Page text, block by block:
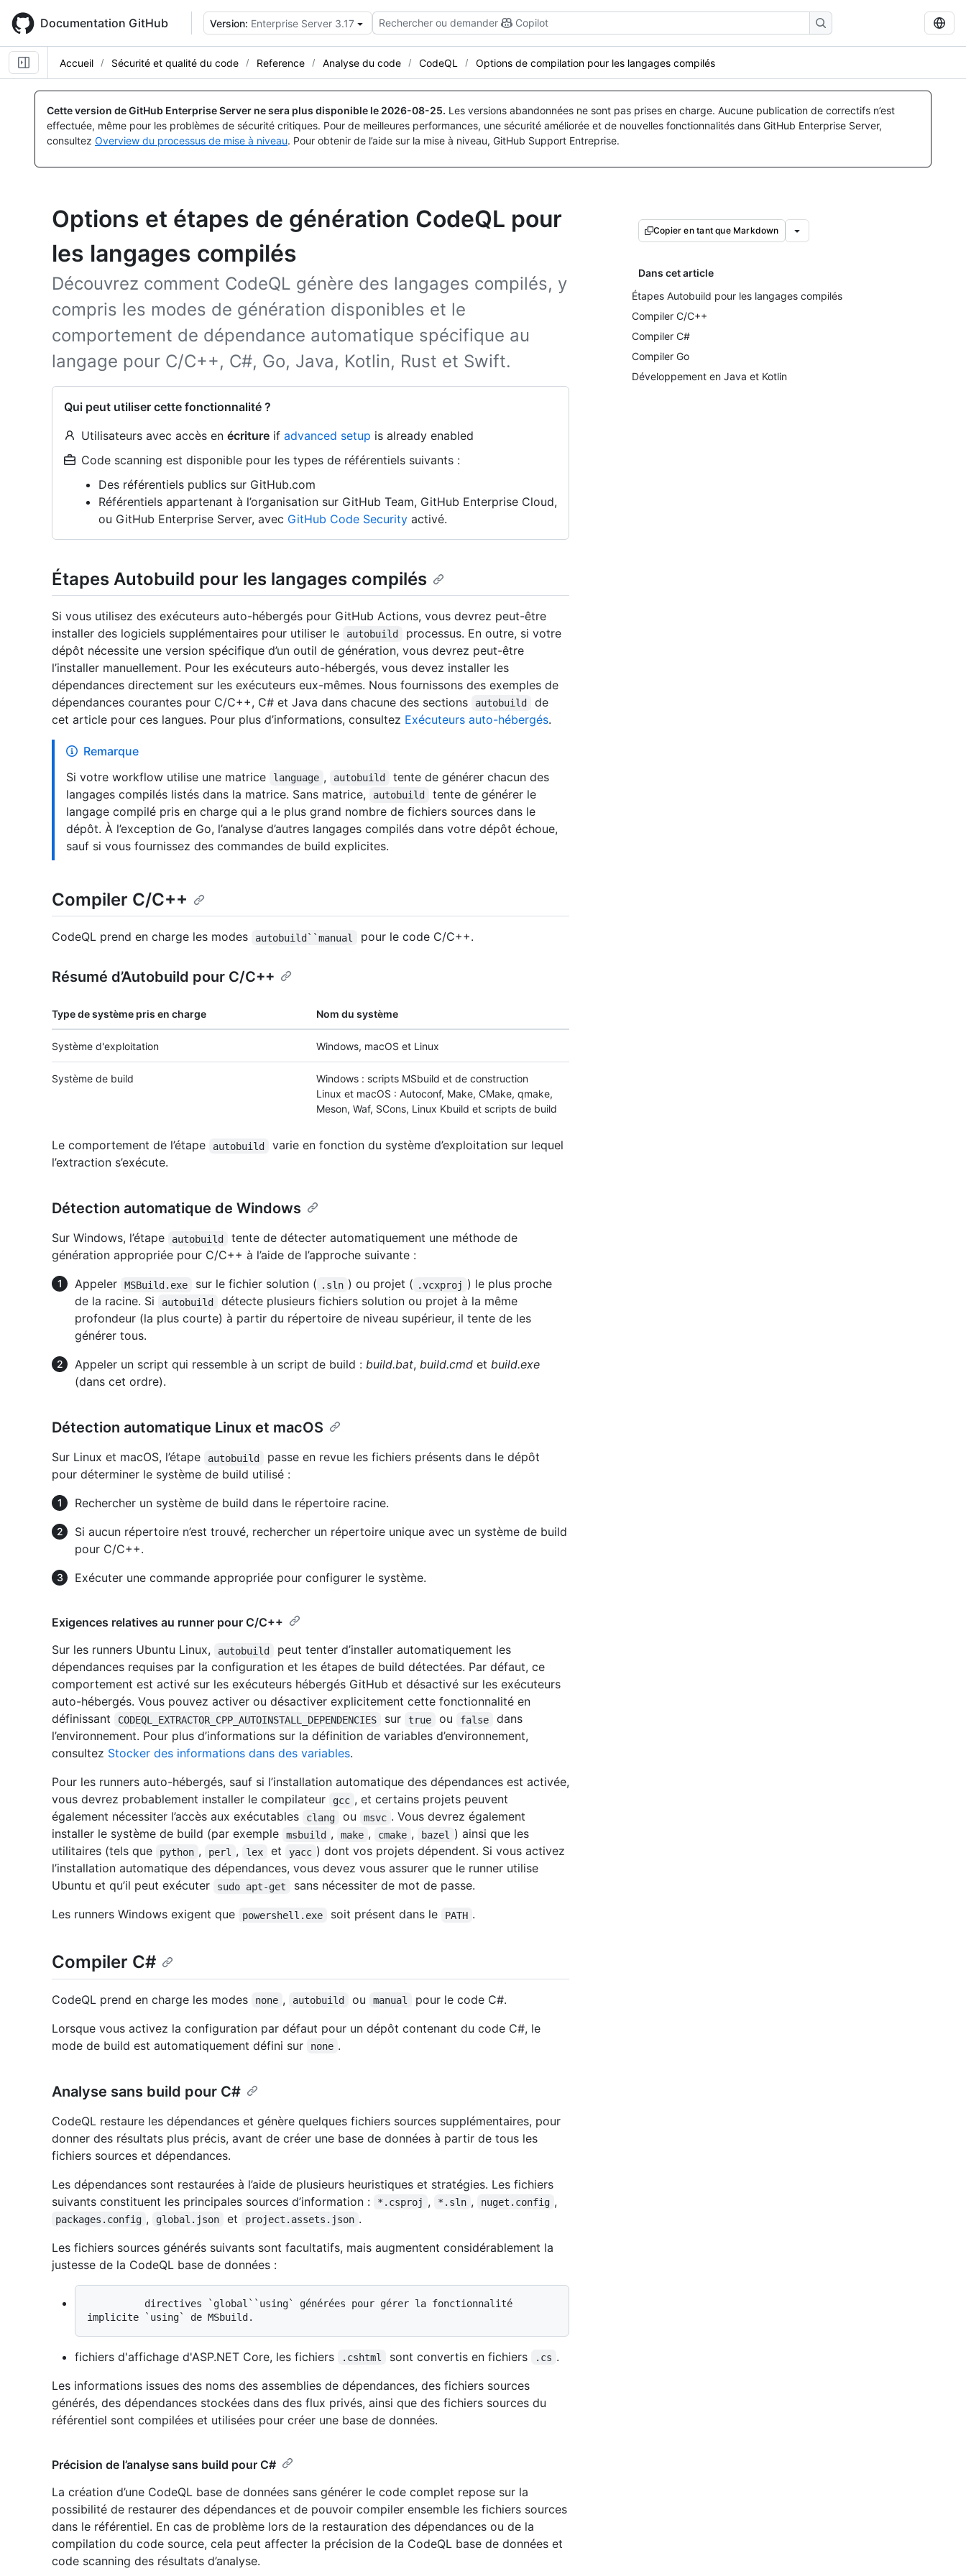
main
content
Documentation GitHub Version: Enterprise Server 3.17 Rechercher ou demander Copilot
Accueil Sécurité et qualité du code Reference Analyse du code CodeQL Options de compilation pour les langages compilés
Cette version de GitHub Enterprise Server ne sera plus disponible le 2026-08-25. Les versions abandonnées ne sont pas prises en charge. Aucune publication de correctifs n’est
effectuée, même pour les problèmes de sécurité critiques. Pour de meilleures performances, une sécurité améliorée et de nouvelles fonctionnalités dans GitHub Enterprise Server,
consultez Overview du processus de mise à niveau. Pour obtenir de l’aide sur la mise à niveau, GitHub Support Entreprise.
Options et étapes de génération CodeQL pour
les langages compilés
Découvrez comment CodeQL génère des langages compilés, y
compris les modes de génération disponibles et le
comportement de dépendance automatique spécifique au
langage pour C/C++, C#, Go, Java, Kotlin, Rust et Swift.
Qui peut utiliser cette fonctionnalité ?
Utilisateurs avec accès en écriture if advanced setup is already enabled
Code scanning est disponible pour les types de référentiels suivants :
Des référentiels publics sur GitHub.com
Référentiels appartenant à l’organisation sur GitHub Team, GitHub Enterprise Cloud,
ou GitHub Enterprise Server, avec GitHub Code Security activé.
Copier en tant que Markdown
Dans cet article
Étapes Autobuild pour les langages compilés
Compiler C/C++
Compiler C#
Compiler Go
Développement en Java et Kotlin
Étapes Autobuild pour les langages compilés
Si vous utilisez des exécuteurs auto-hébergés pour GitHub Actions, vous devrez peut-être
installer des logiciels supplémentaires pour utiliser le
autobuild
processus. En outre, si votre
dépôt nécessite une version spécifique d’un outil de génération, vous devrez peut-être
l’installer manuellement. Pour les exécuteurs auto-hébergés, vous devez installer les
dépendances directement sur les exécuteurs eux-mêmes. Nous fournissons des exemples de
dépendances courantes pour C/C++, C# et Java dans chacune des sections
autobuild
de
cet article pour ces langues. Pour plus d’informations, consultez Exécuteurs auto-hébergés.
Remarque
Si votre workflow utilise une matrice
language , autobuild
tente de générer chacun des
langages compilés listés dans la matrice. Sans matrice,
autobuild
tente de générer le
langage compilé pris en charge qui a le plus grand nombre de fichiers sources dans le
dépôt. À l’exception de Go, l’analyse d’autres langages compilés dans votre dépôt échoue,
sauf si vous fournissez des commandes de build explicites.
Compiler C/C++
CodeQL prend en charge les modes autobuild``manual pour le code C/C++.
Résumé d’Autobuild pour C/C++
Type de système pris en charge Nom du système
Système d'exploitation Windows, macOS et Linux
Système de build
Windows : scripts MSbuild et de construction
Linux et macOS : Autoconf, Make, CMake, qmake,
Meson, Waf, SCons, Linux Kbuild et scripts de build
Le comportement de l’étape autobuild
varie en fonction du système d’exploitation sur lequel
l’extraction s’exécute.
Détection automatique de Windows
Sur Windows, l’étape autobuild
tente de détecter automatiquement une méthode de
génération appropriée pour C/C++ à l’aide de l’approche suivante :
Appeler
MSBuild.exe sur le fichier solution ( .sln ) ou projet ( .vcxproj ) le plus proche
de la racine. Si
autobuild
détecte plusieurs fichiers solution ou projet à la même
profondeur (la plus courte) à partir du répertoire de niveau supérieur, il tente de les
générer tous.
Appeler un script qui ressemble à un script de build : build.bat, build.cmd et build.exe
(dans cet ordre).
Détection automatique Linux et macOS
Sur Linux et macOS, l’étape autobuild
passe en revue les fichiers présents dans le dépôt
pour déterminer le système de build utilisé :
Rechercher un système de build dans le répertoire racine.
Si aucun répertoire n’est trouvé, rechercher un répertoire unique avec un système de build
pour C/C++.
Exécuter une commande appropriée pour configurer le système.
Exigences relatives au runner pour C/C++
Sur les runners Ubuntu Linux,
autobuild
peut tenter d’installer automatiquement les
dépendances requises par la configuration et les étapes de build détectées. Par défaut, ce
comportement est activé sur les exécuteurs hébergés GitHub et désactivé sur les exécuteurs
auto-hébergés. Vous pouvez activer ou désactiver explicitement cette fonctionnalité en
définissant
CODEQL_EXTRACTOR_CPP_AUTOINSTALL_DEPENDENCIES sur true ou false
dans
l’environnement. Pour plus d’informations sur la définition de variables d’environnement,
consultez Stocker des informations dans des variables.
Pour les runners auto-hébergés, sauf si l’installation automatique des dépendances est activée,
vous devrez probablement installer le compilateur
gcc , et certains projets peuvent
également nécessiter l’accès aux exécutables
clang ou msvc . Vous devrez également
installer le système de build (par exemple
msbuild , make , cmake , bazel
) ainsi que les
utilitaires (tels que
python , perl , lex et yacc ) dont vos projets dépendent. Si vous activez
l’installation automatique des dépendances, vous devez vous assurer que le runner utilise
Ubuntu et qu’il peut exécuter
sudo apt-get
sans nécessiter de mot de passe.
Les runners Windows exigent que
powershell.exe soit présent dans le PATH .
Compiler C#
CodeQL prend en charge les modes none , autobuild ou manual
pour le code C#.
Lorsque vous activez la configuration par défaut pour un dépôt contenant du code C#, le
mode de build est automatiquement défini sur
none .
Analyse sans build pour C#
CodeQL restaure les dépendances et génère quelques fichiers sources supplémentaires, pour
donner des résultats plus précis, avant de créer une base de données à partir de tous les
fichiers sources et dépendances.
Les dépendances sont restaurées à l’aide de plusieurs heuristiques et stratégies. Les fichiers
suivants constituent les principales sources d’information :
*.csproj , *.sln , nuget.config ,
packages.config , global.json et project.assets.json .
Les fichiers sources générés suivants sont facultatifs, mais augmentent considérablement la
justesse de la CodeQL base de données :
fichiers d'affichage d'ASP.NET Core, les fichiers .cshtml sont convertis en fichiers .cs .
Les informations issues des noms des assemblies de dépendances, des fichiers sources
générés, des dépendances stockées dans des flux privés, ainsi que des fichiers sources du
référentiel sont compilées et utilisées pour créer une base de données.
Précision de l’analyse sans build pour C#
La création d’une CodeQL base de données sans générer le code complet repose sur la
possibilité de restaurer des dépendances et de pouvoir compiler ensemble les fichiers sources
dans le référentiel. En cas de problème lors de la restauration des dépendances ou de la
compilation du code source, cela peut affecter la précision de la CodeQL base de données et
code scanning des résultats d’analyse.